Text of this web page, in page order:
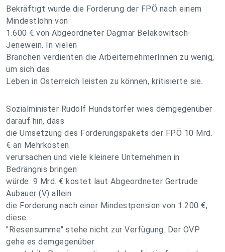
Bekräftigt wurde die Forderung der FPÖ nach einem
Mindestlohn von
1.600 € von Abgeordneter Dagmar Belakowitsch-
Jenewein. In vielen
Branchen verdienten die ArbeiternehmerInnen zu wenig,
um sich das
Leben in Österreich leisten zu können, kritisierte sie.
Sozialminister Rudolf Hundstorfer wies demgegenüber
darauf hin, dass
die Umsetzung des Forderungspakets der FPÖ 10 Mrd.
€ an Mehrkosten
verursachen und viele kleinere Unternehmen in
Bedrängnis bringen
würde. 9 Mrd. € kostet laut Abgeordneter Gertrude
Aubauer (V) allein
die Forderung nach einer Mindestpension von 1.200 €,
diese
"Riesensumme" stehe nicht zur Verfügung. Der ÖVP
gehe es demgegenüber